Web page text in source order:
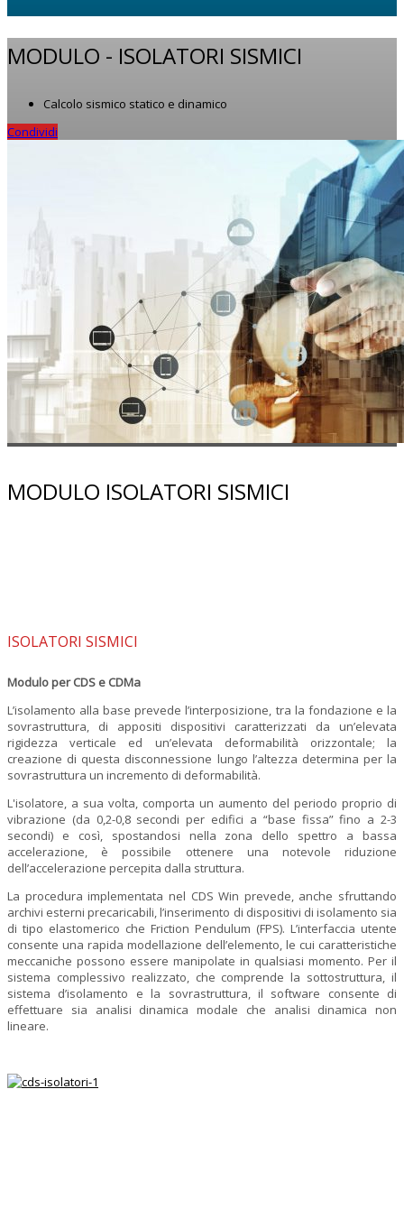
MODULO - ISOLATORI SISMICI
Calcolo sismico statico e dinamico
Condividi
MODULO ISOLATORI SISMICI
ISOLATORI SISMICI
Modulo per CDS e CDMa
L’isolamento alla base prevede l’interposizione, tra la fondazione e la
sovrastruttura, di appositi dispositivi caratterizzati da un’elevata
rigidezza verticale ed un’elevata deformabilità orizzontale; la
creazione di questa disconnessione lungo l’altezza determina per la
sovrastruttura un incremento di deformabilità.
L'isolatore, a sua volta, comporta un aumento del periodo proprio di
vibrazione (da 0,2-0,8 secondi per edifici a “base fissa” fino a 2-3
secondi) e così, spostandosi nella zona dello spettro a bassa
accelerazione, è possibile ottenere una notevole riduzione
dell’accelerazione percepita dalla struttura.
La procedura implementata nel CDS Win prevede, anche sfruttando
archivi esterni precaricabili, l’inserimento di dispositivi di isolamento sia
di tipo elastomerico che Friction Pendulum (FPS). L’interfaccia utente
consente una rapida modellazione dell’elemento, le cui caratteristiche
meccaniche possono essere manipolate in qualsiasi momento. Per il
sistema complessivo realizzato, che comprende la sottostruttura, il
sistema d’isolamento e la sovrastruttura, il software consente di
effettuare sia analisi dinamica modale che analisi dinamica non
lineare.